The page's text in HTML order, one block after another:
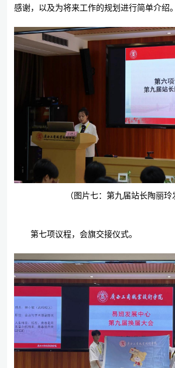
感谢，以及为将来工作的规划进行简单介绍。
（图片七：第九届站长陶丽玲
第七项议程，会旗交接仪式。